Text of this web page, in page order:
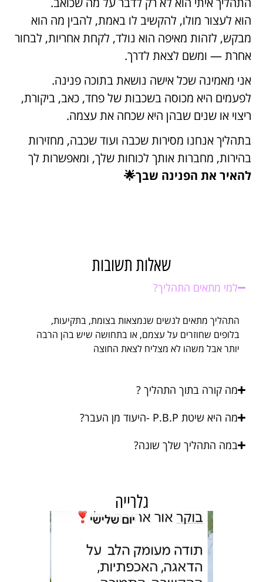
הוא לעצור מולו, להקשיב לו באמת, להבין מה הוא
מבקש, לזהות מאיפה הוא נולד, לקחת אחריות, לבחור
אחרת — ומשם לצאת לדרך.
אני מאמינה שכל אישה נושאת בתוכה פנינה.
לפעמים היא מכוסה בשכבות של פחד, כאב, ביקורת,
ריצוי או שנים שבהן היא שכחה את עצמה.
בתהליך אנחנו מסירות שכבה ועוד שכבה, מחזירות
בהירות, מחברות אותך לכוחות שלך, ומאפשרות לך
להאיר את הפנינה שבך🌟
שאלות תשובות
למי מתאים התהליך?
התהליך מתאים לנשים שנמצאות בצומת, בתקיעות,
בלופים שחוזרים על עצמם, או בתחושה שיש בהן הרבה
יותר אבל משהו לא מצליח לצאת החוצה
מה קורה בתוך התהליך ?
מה היא שיטת P.B.P -היעוד מן העבר?
במה התהליך שלך שונה?
גלרייה